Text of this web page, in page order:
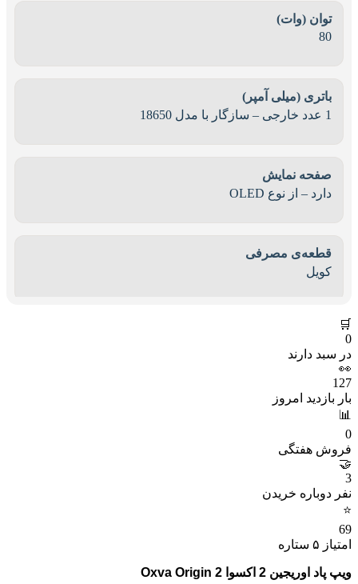
توان (وات)
80
باتری (میلی آمپر)
1 عدد خارجی – سازگار با مدل 18650
صفحه نمایش
دارد – از نوع OLED
قطعه‌ی مصرفی
کویل
🛒
0
در سبد دارند
👀
127
بار بازدید امروز
📊
0
فروش هفتگی
🤝
3
نفر دوباره خریدن
⭐
69
امتیاز ۵ ستاره
ویپ پاد اوریجین 2 اکسوا Oxva Origin 2